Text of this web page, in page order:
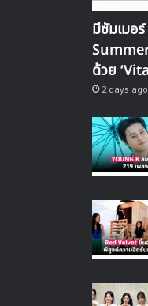
มีซัมเมอ
ด้วย
2 days ago